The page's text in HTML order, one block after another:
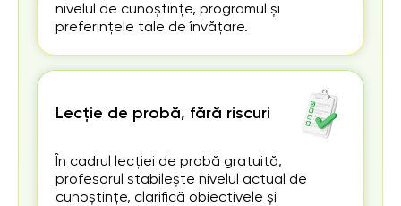
nivelul de cunoștințe, programul și
preferințele tale de învățare.
Lecție de probă, fără riscuri
În cadrul lecției de probă gratuită,
profesorul stabilește nivelul actual de
cunoștințe, clarifică obiectivele și